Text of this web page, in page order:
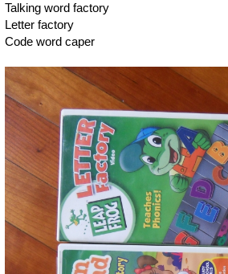
Talking word factory
Letter factory
Code word caper